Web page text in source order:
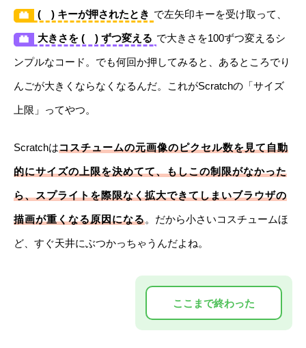
( ) キーが押されたとき で左矢印キーを受け取って、
大きさを ( ) ずつ変える で大きさを100ずつ変えるシ
ンプルなコード。でも何回か押してみると、あるところでり
んごが大きくならなくなるんだ。これがScratchの「サイズ
上限」ってやつ。
Scratchはコスチュームの元画像のピクセル数を見て自動
的にサイズの上限を決めてて、もしこの制限がなかった
ら、スプライトを際限なく拡大できてしまいブラウザの
描画が重くなる原因になる。だから小さいコスチュームほ
ど、すぐ天井にぶつかっちゃうんだよね。